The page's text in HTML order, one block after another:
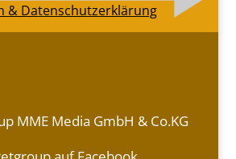
& Datenschutzerklärung
MME Media GmbH & Co.KG